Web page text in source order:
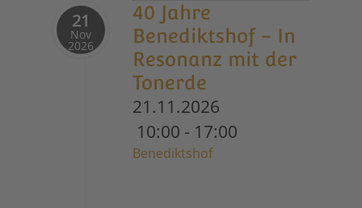
21
Nov
2026
40 Jahre
Benediktshof - In
Resonanz mit der
Tonerde
21.11.2026
10:00 - 17:00
Benediktshof